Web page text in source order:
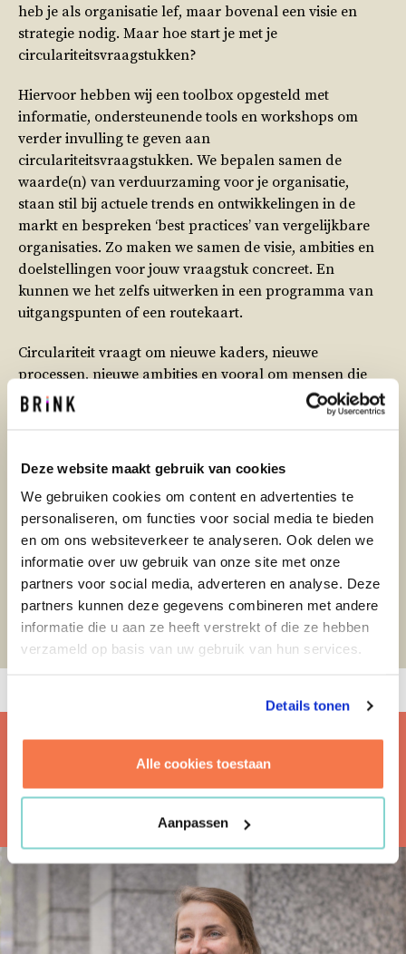
Deze website maakt gebruik van cookies
We gebruiken cookies om content en advertenties te
personaliseren, om functies voor social media te bieden
en om ons websiteverkeer te analyseren. Ook delen we
informatie over uw gebruik van onze site met onze
partners voor social media, adverteren en analyse. Deze
partners kunnen deze gegevens combineren met andere
informatie die u aan ze heeft verstrekt of die ze hebben
verzameld op basis van uw gebruik van hun services.
Details tonen
Alle cookies toestaan
Aanpassen
heb je als organisatie lef, maar bovenal een visie en
strategie nodig. Maar hoe start je met je
circulariteitsvraagstukken?
Hiervoor hebben wij een toolbox opgesteld met
informatie, ondersteunende tools en workshops om
verder invulling te geven aan
circulariteitsvraagstukken. We bepalen samen de
waarde(n) van verduurzaming voor je organisatie,
staan stil bij actuele trends en ontwikkelingen in de
markt en bespreken ‘best practices’ van vergelijkbare
organisaties. Zo maken we samen de visie, ambities en
doelstellingen voor jouw vraagstuk concreet. En
kunnen we het zelfs uitwerken in een programma van
uitgangspunten of een routekaart.
Circulariteit vraagt om nieuwe kaders, nieuwe
processen, nieuwe ambities en vooral om mensen die
niet bang zijn om stappen te zetten. Door processen
anders in te richten, realiseren we de transitie naar een
klanten vinden we zo stapsgewijs antwoorden en
toolbox al mogen inzetten bij Brightlands, KLM en TU
Delft. Wil je meer over onze circulariteitstoolbox weten?
Neem dan contact metDenise HuizingofHousni Chaibi
MEER WETEN? BEL OF MAIL: